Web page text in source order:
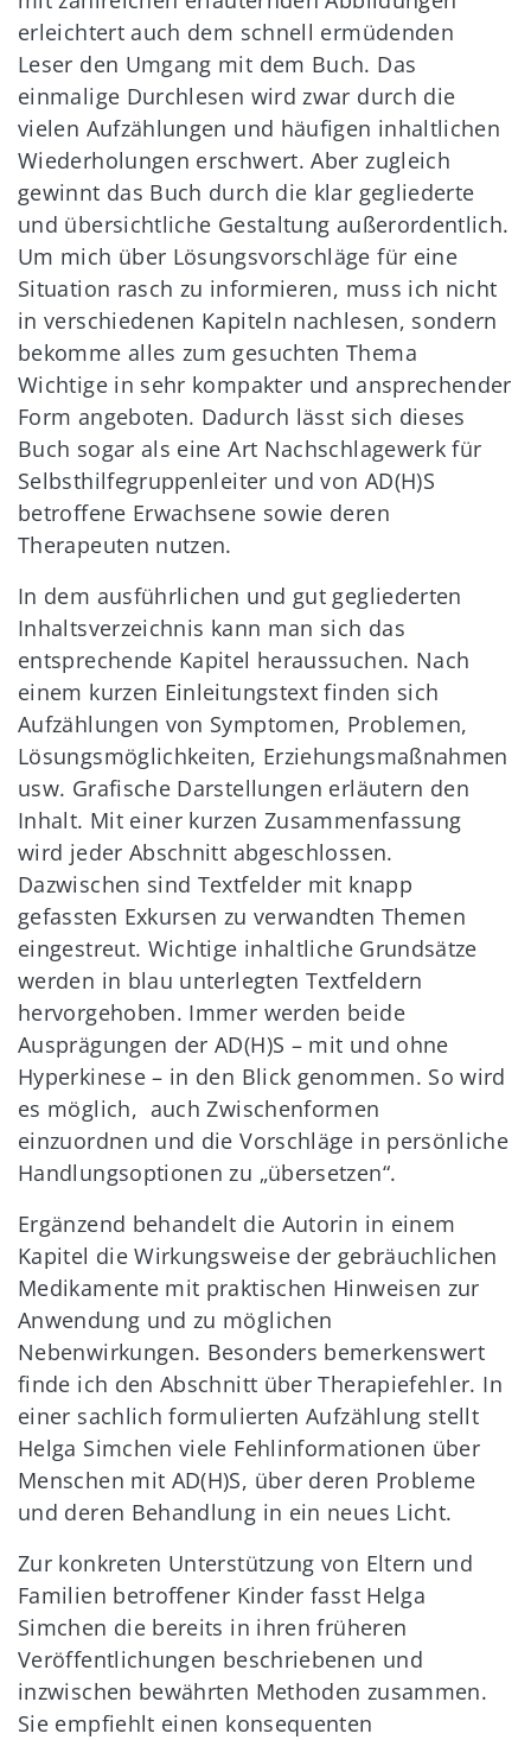
erleichtert auch dem schnell ermüdenden
Leser den Umgang mit dem Buch. Das
einmalige Durchlesen wird zwar durch die
vielen Aufzählungen und häufigen inhaltlichen
Wiederholungen erschwert. Aber zugleich
gewinnt das Buch durch die klar gegliederte
und übersichtliche Gestaltung außerordentlich.
Um mich über Lösungsvorschläge für eine
Situation rasch zu informieren, muss ich nicht
in verschiedenen Kapiteln nachlesen, sondern
bekomme alles zum gesuchten Thema
Wichtige in sehr kompakter und ansprechender
Form angeboten. Dadurch lässt sich dieses
Buch sogar als eine Art Nachschlagewerk für
Selbsthilfegruppenleiter und von AD(H)S
betroffene Erwachsene sowie deren
Therapeuten nutzen.
In dem ausführlichen und gut gegliederten
Inhaltsverzeichnis kann man sich das
entsprechende Kapitel heraussuchen. Nach
einem kurzen Einleitungstext finden sich
Aufzählungen von Symptomen, Problemen,
Lösungsmöglichkeiten, Erziehungsmaßnahmen
usw. Grafische Darstellungen erläutern den
Inhalt. Mit einer kurzen Zusammenfassung
wird jeder Abschnitt abgeschlossen.
Dazwischen sind Textfelder mit knapp
gefassten Exkursen zu verwandten Themen
eingestreut. Wichtige inhaltliche Grundsätze
werden in blau unterlegten Textfeldern
hervorgehoben. Immer werden beide
Ausprägungen der AD(H)S – mit und ohne
Hyperkinese – in den Blick genommen. So wird
es möglich, auch Zwischenformen
einzuordnen und die Vorschläge in persönliche
Handlungsoptionen zu „übersetzen“.
Ergänzend behandelt die Autorin in einem
Kapitel die Wirkungsweise der gebräuchlichen
Medikamente mit praktischen Hinweisen zur
Anwendung und zu möglichen
Nebenwirkungen. Besonders bemerkenswert
finde ich den Abschnitt über Therapiefehler. In
einer sachlich formulierten Aufzählung stellt
Helga Simchen viele Fehlinformationen über
Menschen mit AD(H)S, über deren Probleme
und deren Behandlung in ein neues Licht.
Zur konkreten Unterstützung von Eltern und
Familien betroffener Kinder fasst Helga
Simchen die bereits in ihren früheren
Veröffentlichungen beschriebenen und
inzwischen bewährten Methoden zusammen.
Sie empfiehlt einen konsequenten